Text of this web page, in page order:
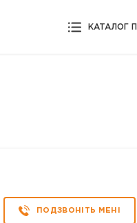
КАТАЛОГ
ПОДЗВОНІТЬ МЕНІ